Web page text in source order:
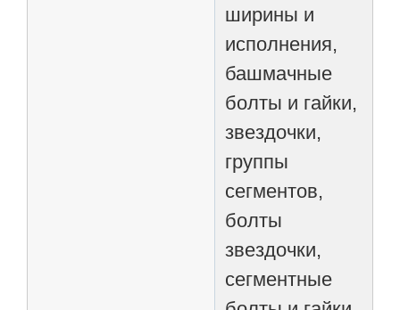
ширины и
исполнения,
башмачные
болты и гайки,
звездочки,
группы
сегментов,
болты
звездочки,
сегментные